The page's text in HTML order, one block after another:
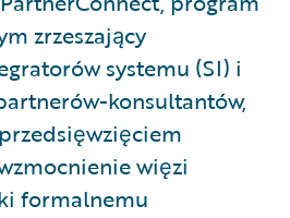
zrzeszający
systemu (SI) i
konsultantów,
więzi
formalnemu